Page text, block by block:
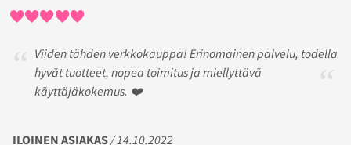
Viiden tähden verkkokauppa! Erinomainen palvelu, todella
hyvät tuotteet, nopea toimitus ja miellyttävä
käyttäjäkokemus. ❤️
ILOINEN ASIAKAS/ 14.10.2022